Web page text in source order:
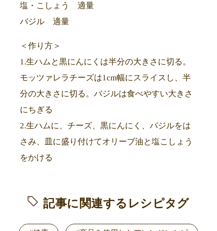
塩・こしょう 適量
バジル 適量
＜作り方＞
1.生ハムと黒にんにくは半分の大きさに切る。
モッツァレラチーズは1cm幅にスライスし、半
分の大きさに切る。バジルは食べやすい大きさ
にちぎる
2.生ハムに、チーズ、黒にんにく、バジルをは
さみ、皿に盛り付けてオリーブ油と塩こしょう
をかける
記事に関連するレシピタグ